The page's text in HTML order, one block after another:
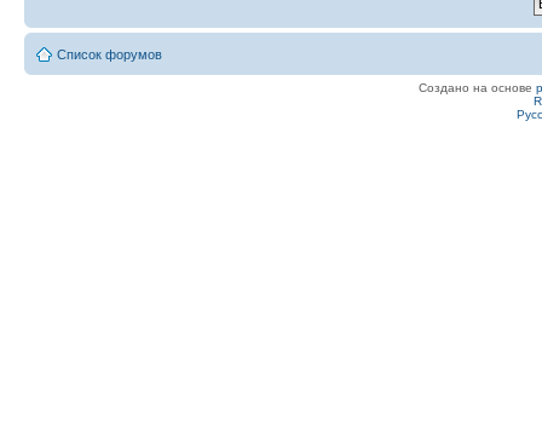
Список форумов
Создано на основе